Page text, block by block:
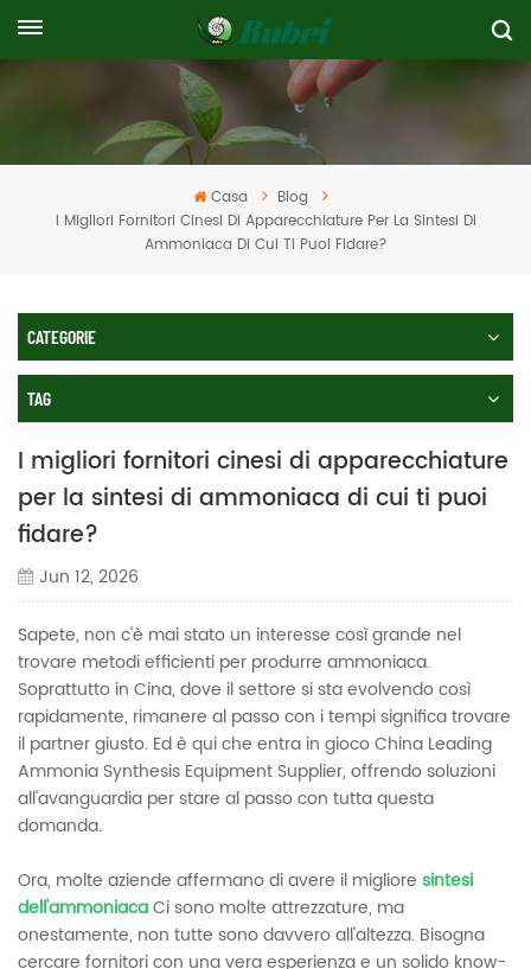
Casa
Blog
I Migliori Fornitori Cinesi Di Apparecchiature Per La Sintesi Di
Ammoniaca Di Cui Ti Puoi Fidare?
CATEGORIE
TAG
I migliori fornitori cinesi di apparecchiature
per la sintesi di ammoniaca di cui ti puoi
fidare?
Jun 12, 2026
Sapete, non c'è mai stato un interesse così grande nel
trovare metodi efficienti per produrre ammoniaca.
Soprattutto in Cina, dove il settore si sta evolvendo così
rapidamente, rimanere al passo con i tempi significa trovare
il partner giusto. Ed è qui che entra in gioco China Leading
Ammonia Synthesis Equipment Supplier, offrendo soluzioni
all'avanguardia per stare al passo con tutta questa
domanda.
Ora, molte aziende affermano di avere il migliore sintesi
dell'ammoniacaCi sono molte attrezzature, ma
onestamente, non tutte sono davvero all'altezza. Bisogna
cercare fornitori con una vera esperienza e un solido know-